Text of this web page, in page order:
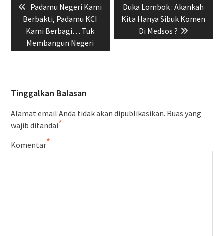
pos Previous
post:
Padamu Negeri Kami
Berbakti, Padamu KCI
Kami Berbagi… Tuk
Membangun Negeri
Next
post:
Duka Lombok : Akankah
Kita Hanya Sibuk Komen
Di Medsos ?
Tinggalkan Balasan
Alamat email Anda tidak akan dipublikasikan. Ruas yang
wajib ditandai*
Komentar*